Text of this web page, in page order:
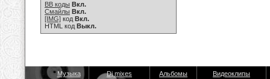
BB коды Вкл.
Смайлы Вкл.
[IMG] код Вкл.
HTML код Выкл.
Музыка Dj mixes Альбомы Видеоклипы